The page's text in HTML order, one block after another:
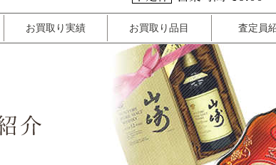
お買取り実績 お買取り品目 査定員